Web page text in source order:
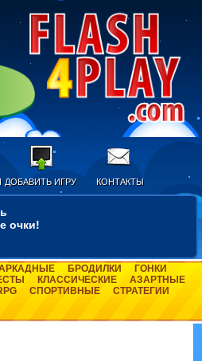
ДОБАВИТЬ ИГРУ КОНТАКТЫ
очки!
БРОДИЛКИ
ГОНКИ
КЛАССИЧЕСКИЕ
АЗАРТНЫЕ
СПОРТИВНЫЕ
СТРАТЕГИИ